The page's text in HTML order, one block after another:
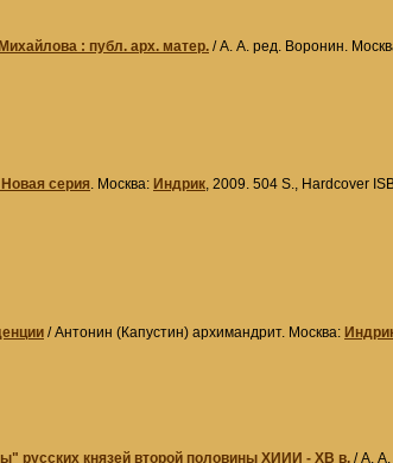
: публ. арх. матер. / А. А. ред. Воронин.
серия . Москва: Индрик , 2009. 504 S., Hardcover
/ Антонин (Капустин) архимандрит. Москва:
русских князей второй половины XИИИ - XВ в. / А. А.